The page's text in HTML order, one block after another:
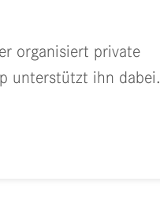
organisiert private
unterstützt ihn dabei.